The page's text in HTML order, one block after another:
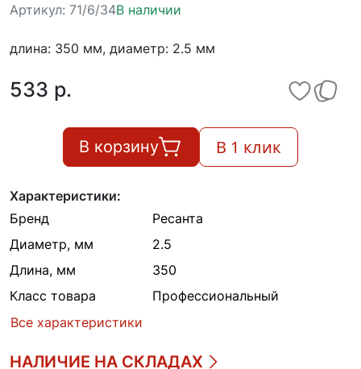
Артикул: 71/6/34В наличии
длина: 350 мм, диаметр: 2.5 мм
533 p.
В корзину В 1 клик
Характеристики:
Бренд
Ресанта
Диаметр, мм
2.5
Длина, мм
350
Класс товара
Профессиональный
Все характеристики
НАЛИЧИЕ НА СКЛАДАХ